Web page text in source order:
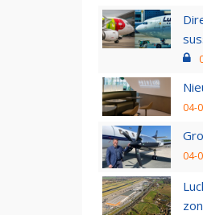
04-
04-